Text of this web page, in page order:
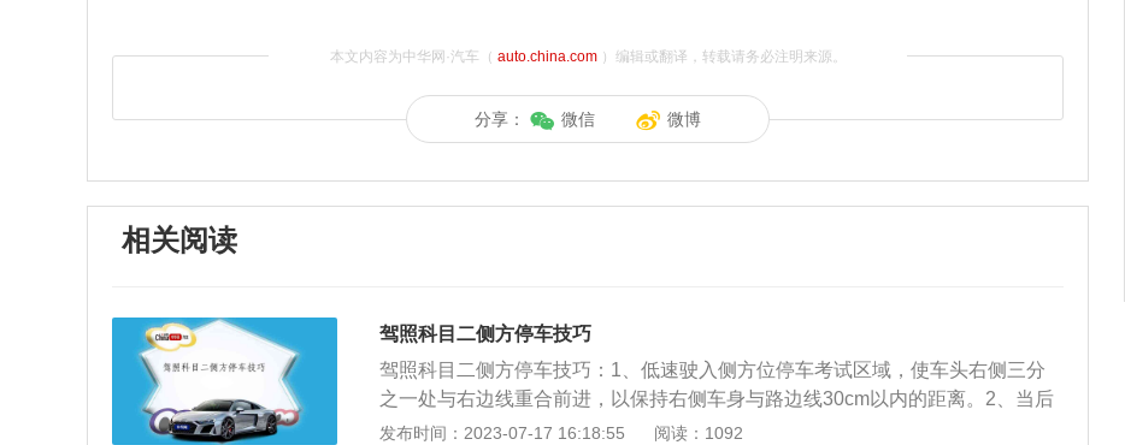
本文内容为中华网·汽车（ auto.china.com）编辑或翻译，转载请务必注明来源。
分享： 微信 微博
相关阅读
驾照科目二侧方停车技巧
驾照科目二侧方停车技巧：1、低速驶入侧方位停车考试区域，使车头右侧三分
之一处与右边线重合前进，以保持右侧车身与路边线30cm以内的距离。2、当后
视镜越过前感应线时停车。3、挂倒挡，抬离合，车辆后退。当车头左前角与感
发布时间：2023-07-17 16:18:55 阅读：1092